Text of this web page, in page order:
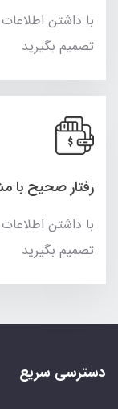
با داشتن
تصمیم بگیرید
رفتار صحیح با
با داشتن
تصمیم بگیرید
دسترسی سریع